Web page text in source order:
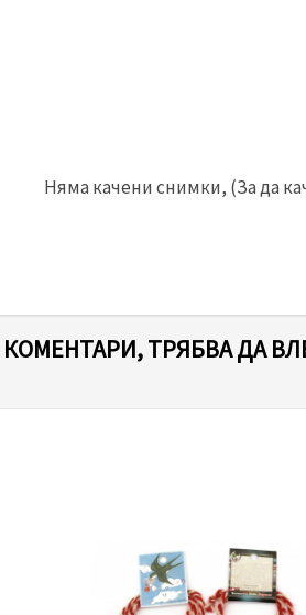
Няма качени снимки, (За да
ТРЯБВА ДА